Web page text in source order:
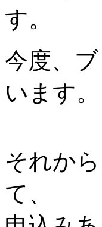
す。
今度、
います。
それから
て、